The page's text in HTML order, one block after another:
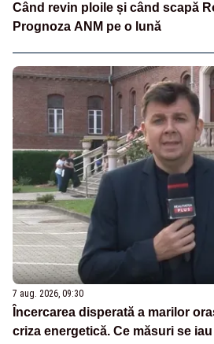
Când revin ploile și când scapă
Prognoza ANM pe o lună
7 aug. 2026, 09:30
Încercarea disperată a marilor
criza energetică. Ce măsuri se iau